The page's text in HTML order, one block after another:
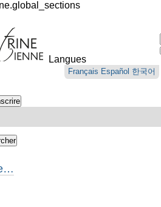
Langues
Français Español 한국어